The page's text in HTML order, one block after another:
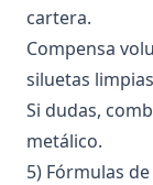
cartera.
Compensa
siluetas
Si dudas,
metálico.
5) Fórmulas